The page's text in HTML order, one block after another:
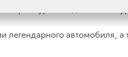
легендарного автомобиля,